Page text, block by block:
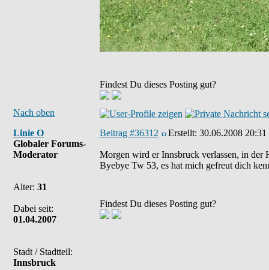
Findest Du dieses Posting gut?
Nach oben
Linie O
Globaler Forums-
Moderator
Alter: 31
Dabei seit:
01.04.2007
Stadt / Stadtteil:
Innsbruck
Beitrag #36312 Erstellt: 30.06.2008 20:31
Morgen wird er Innsbruck verlassen, in
Byebye Tw 53, es hat mich gefreut dich
Findest Du dieses Posting gut?